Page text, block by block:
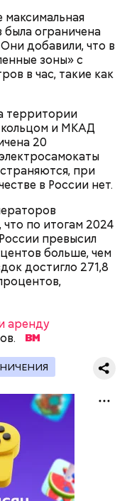
ограничена
добавили, что в
зоны» с
в час, такие как
территории
и МКАД
20
при
в России нет.
по итогам 2024
превысил
больше, чем
достигло 271,8
аренду
нужно легко
зелень
масло.
рецептом
который
стороны — это
Но важно
нужно сильно
людям с
—